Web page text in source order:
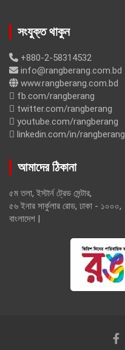
সংযুক্ত থাকুন
+880-2-58314532
info@rangberang.com.bd
www.rangberang.com.bd
fb.com/rangberang
twitter.com/rangberang
youtube.com/rangberang
linkedin.com/in/rangberang
আমাদের ঠিকানা
৫ম তলা, ইস্টার্ন ট্রেড সেন্টার,
৫৬ ইনার সার্কুলার রোড, ঢাকা - ১০০০,
বাংলাদেশ |